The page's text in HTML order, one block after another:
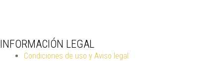
INFORMACIÓN LEGAL
Condiciones de uso y Aviso legal